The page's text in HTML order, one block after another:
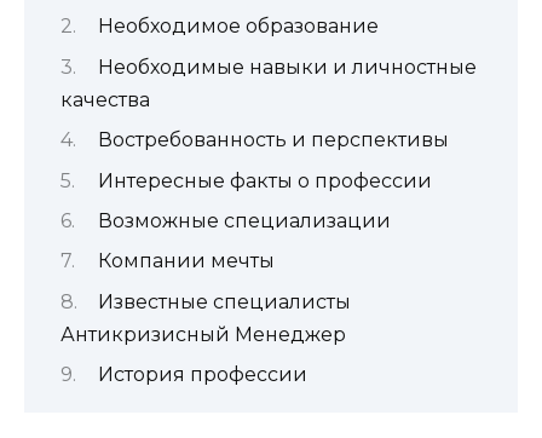
Необходимое образование
Необходимые навыки и личностные
качества
Востребованность и перспективы
Интересные факты о профессии
Возможные специализации
Компании мечты
Известные специалисты
Антикризисный Менеджер
История профессии